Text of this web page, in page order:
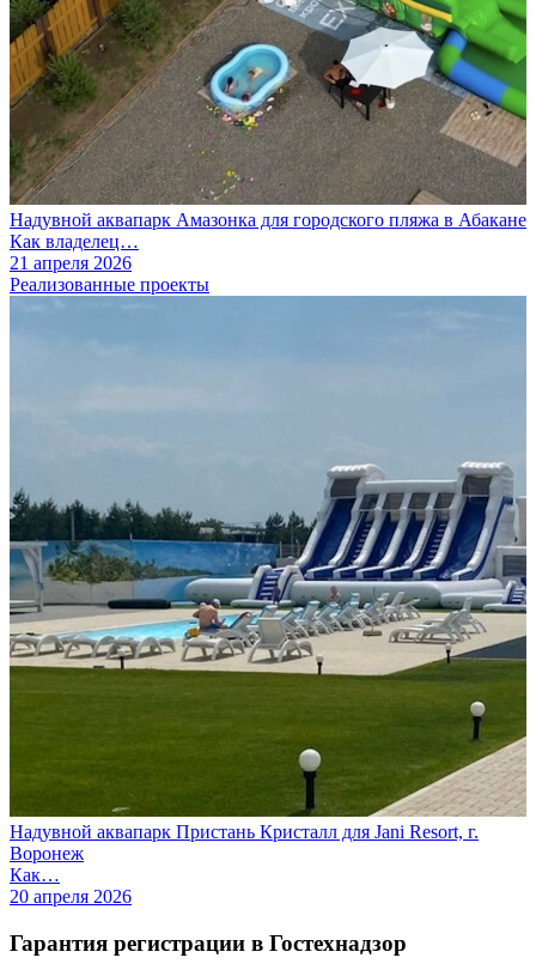
Надувной аквапарк Амазонка для городского пляжа в Абакане
Как владелец…
21 апреля 2026
Реализованные проекты
Надувной аквапарк Пристань Кристалл для Jani Resort, г.
Воронеж
Как…
20 апреля 2026
Гарантия регистрации в Гостехнадзор